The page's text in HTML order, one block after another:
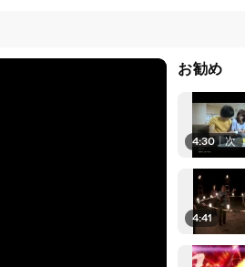
お勧め
4:30 | 次
4:41